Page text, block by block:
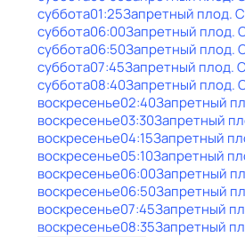
суббота01:25Запретный плод.
суббота06:00Запретный плод.
суббота06:50Запретный плод.
суббота07:45Запретный плод.
суббота08:40Запретный плод.
воскресенье02:40Запретный
воскресенье03:30Запретный
воскресенье04:15Запретный
воскресенье05:10Запретный
воскресенье06:00Запретный
воскресенье06:50Запретный
воскресенье07:45Запретный
воскресенье08:35Запретный